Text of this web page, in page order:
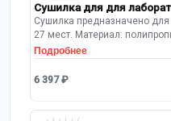
Сушилка для для
Сушилка предназначено
27 мест. Материал:
400х110х555 Имеется
Предусмотрен шланг для
Подробнее
6 397 ₽